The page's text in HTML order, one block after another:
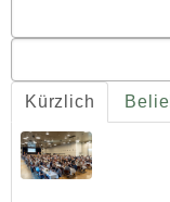
Kürzlich